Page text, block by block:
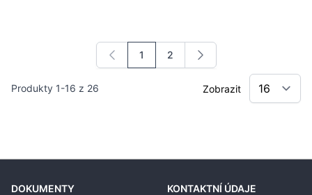
Produkty 1-16 z 26
Právě si prohlížíte stránku
1 Stránka
2
Zobrazit
DOKUMENTY KONTAKTNÍ ÚDAJE